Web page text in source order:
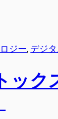
ジー, デジ
ック